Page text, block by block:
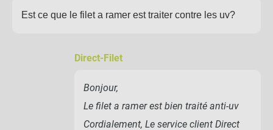
Est ce que le filet a ramer est traiter contre les uv?
Direct-Filet
Bonjour,
Le filet a ramer est bien traité anti-uv
Cordialement, Le service client Direct